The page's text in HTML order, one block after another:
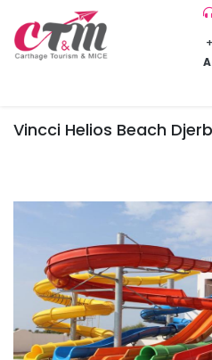
Vincci Helios Beach